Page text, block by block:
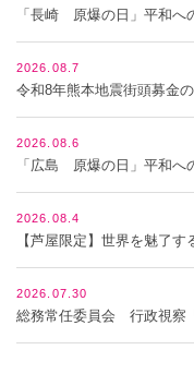
「長崎 原爆の日」平和へ
2026.08.7
令和8年熊本地震街頭募金
2026.08.6
「広島 原爆の日」平和へ
2026.08.4
【芦屋限定】世界を魅了
2026.07.30
総務常任委員会 行政視察